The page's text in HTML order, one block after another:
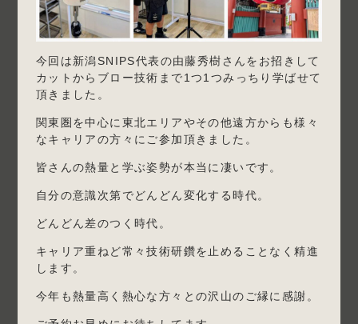
今回は新潟SNIPS代表の由藤秀樹さんをお招きして
カットからブロー技術まで1つ1つみっちり学ばせて
頂きました。
関東圏を中心に東北エリアやその他遠方からも様々
なキャリアの方々にご参加頂きました。
皆さんの熱量と学ぶ姿勢が本当に凄いです。
自分の意識次第でどんどん変化する時代。
どんどん差のつく時代。
キャリア重ねど常々技術研鑽を止めることなく精進
します。
今年も熱量高く熱心な方々との沢山のご縁に感謝。